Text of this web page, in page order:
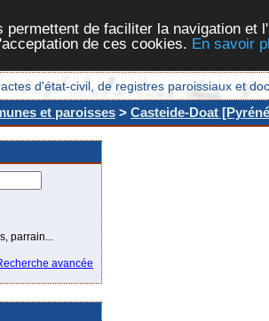
permettent de faciliter la navigation et
de ces cookies. En savoir
d'état-civil, de registres paroissiaux et
et paroisses > Casteide-Doat
parrain...
avancée